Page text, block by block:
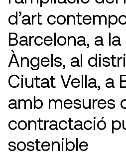
d’art
Barcelona, a
Àngels, al
Ciutat Vella, a
amb mesures
contractació
sostenible